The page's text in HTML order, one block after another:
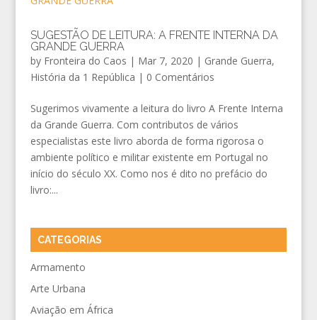
SUGESTÃO DE LEITURA: A FRENTE INTERNA DA
GRANDE GUERRA
by Fronteira do Caos | Mar 7, 2020 | Grande Guerra,
História da 1 República | 0 Comentários
Sugerimos vivamente a leitura do livro A Frente Interna
da Grande Guerra. Com contributos de vários
especialistas este livro aborda de forma rigorosa o
ambiente político e militar existente em Portugal no
início do século XX. Como nos é dito no prefácio do
livro:...
CATEGORIAS
Armamento
Arte Urbana
Aviação em África